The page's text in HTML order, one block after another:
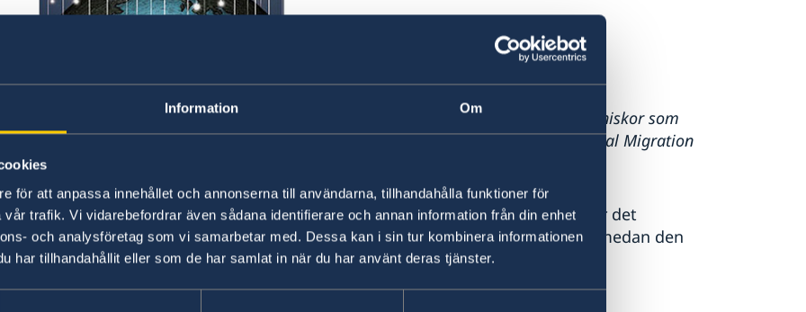
Information Om
för att anpassa innehållet och annonserna till användarna, tillhandahålla funktioner för
trafik. Vi vidarebefordrar även sådana identifierare och annan information från din enhet
och analysföretag som vi samarbetar med. Dessa kan i sin tur kombinera informationen
har tillhandahållit eller som de har samlat in när du har använt deras tjänster.
2024 präglades av fortsatt höga migrationsflöden, med över 6,2 miljoner människor som
permanent immigrerat till OECD-länder. Det konstaterar OECD i sin International Migration
Outlook 2025 som publicerades i dag.
Trots en viss nedgång jämfört med året innan ligger nivåerna fortsatt över det
historiska genomsnittet. Anhöriginvandring var den vanligaste grunden, medan den
humanitära migrationen ökade markant. Samtidigt minskade